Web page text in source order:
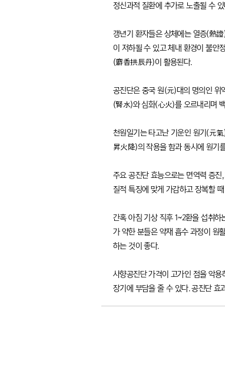
정신과적 질환에 추가로 노출될 수
갱년기 환자들은 상체에는 열증(熱
이 저하될 수 있고 체내 환경이 불안
(麝香拱辰丹)이 활용된다.
공진단은 중국 원(元)대의 명의인 위
(腎水)와 심화(心火)를 오르내리며
천원일기는 타고난 기운인 원기(元
昇火降)의 작용을 함과 동시에 원기
주요 공진단 효능으로는 면역력 증
질적 특징에 맞게 가감하고 장복할
간혹 아침 기상 직후 1~2환을 섭취
가 약한 분들은 약재 흡수 과정이 원
하는 것이 좋다.
사향공진단 가격이 고가인 점을 악
장기에 부담을 줄 수 있다. 공진단 효